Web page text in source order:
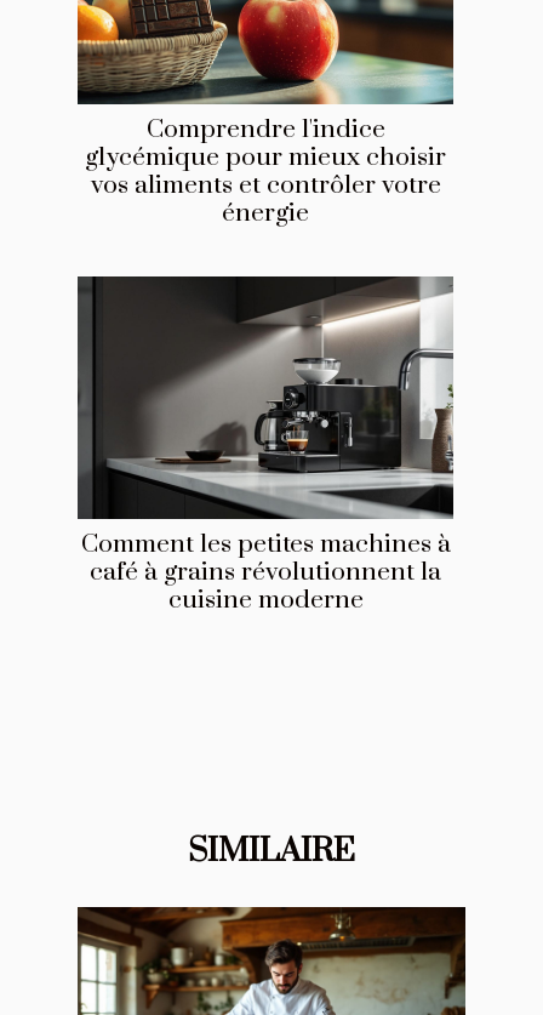
Comprendre l'indice
glycémique pour mieux choisir
vos aliments et contrôler votre
énergie
Comment les petites machines à
café à grains révolutionnent la
cuisine moderne
SIMILAIRE